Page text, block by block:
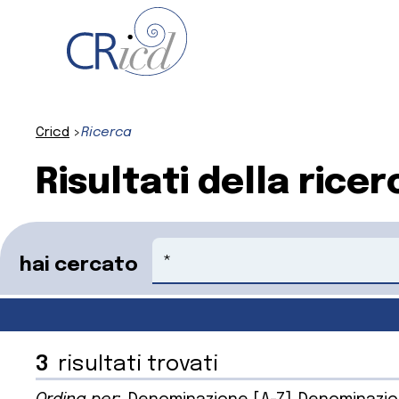
Cricd Ricerca
Risultati della
hai cercato
Cerca
3 risultati trovati